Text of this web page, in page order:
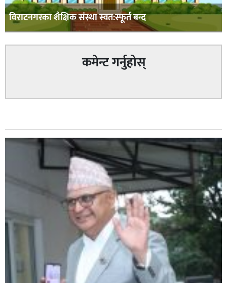
विराटनगरका शैक्षिक संस्था स्वत:स्फूर्त बन्द
कमेन्ट गर्नुहोस्